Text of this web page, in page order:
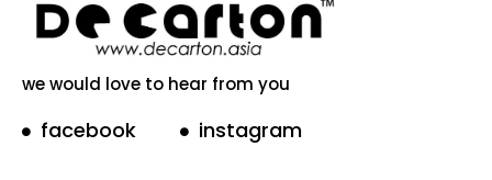
we would love to hear from you
facebook instagram